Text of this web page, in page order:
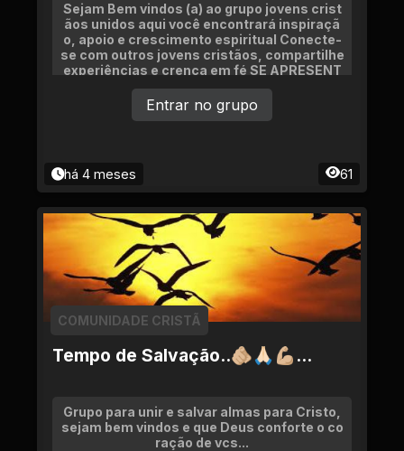
Sejam Bem vindos (a) ao grupo jovens crist
ãos unidos aqui você encontrará inspiraçã
o, apoio e crescimento espiritual Conecte-
se com outros jovens cristãos, compartilhe
experiências e crença em fé SE APRESENT
EEEM Soment Jovens de ate 29 anos.
há 4 meses 61
Entrar no grupo
Tempo de Salvação..🫵🏼🙏🏻💪🏼...
COMUNIDADE CRISTÃ
Grupo para unir e salvar almas para Cristo,
sejam bem vindos e que Deus conforte o co
ração de vcs...